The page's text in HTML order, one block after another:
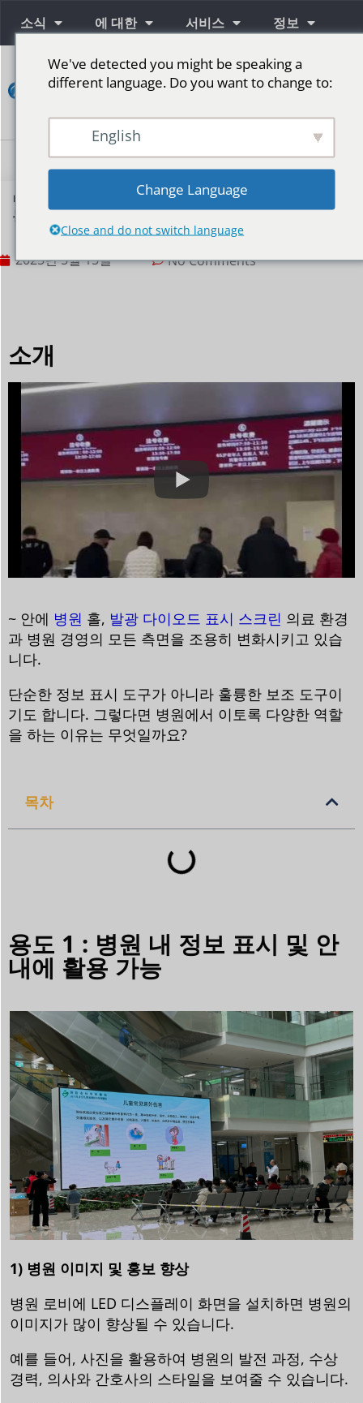
소식 에 대한 서비스 정보
연
락
병원 복도에 LED 디스플레이 화면을 설치하는 이유
는 무엇입니까?
2025년 5월 15일 No Comments
소개
~ 안에 병원 홀, 발광 다이오드 표시 스크린 의료 환경
과 병원 경영의 모든 측면을 조용히 변화시키고 있습
니다.
단순한 정보 표시 도구가 아니라 훌륭한 보조 도구이
기도 합니다. 그렇다면 병원에서 이토록 다양한 역할
을 하는 이유는 무엇일까요?
목차
용도 1 : 병원 내 정보 표시 및 안
내에 활용 가능
1) 병원 이미지 및 홍보 향상
병원 로비에 LED 디스플레이 화면을 설치하면 병원의
이미지가 많이 향상될 수 있습니다.
예를 들어, 사진을 활용하여 병원의 발전 과정, 수상
경력, 의사와 간호사의 스타일을 보여줄 수 있습니다.
We've detected you might be speaking a
different language. Do you want to change to:
English
Change Language
Close and do not switch language